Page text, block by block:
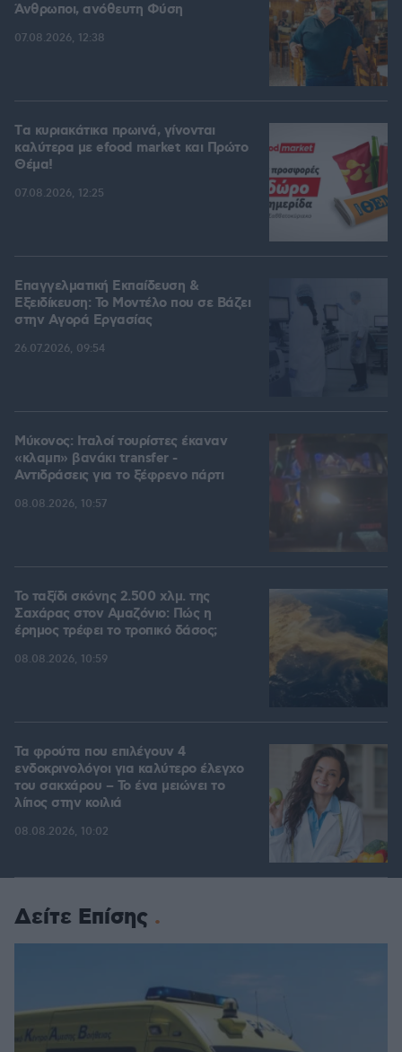
Άνθρωποι, ανόθευτη Φύση
07.08.2026, 12:38
Tα κυριακάτικα πρωινά, γίνονται
καλύτερα με efood market και Πρώτο
Θέμα!
07.08.2026, 12:25
Επαγγελματική Εκπαίδευση &
Εξειδίκευση: Το Mοντέλο που σε Bάζει
στην Aγορά Eργασίας
26.07.2026, 09:54
Μύκονος: Ιταλοί τουρίστες έκαναν
«κλαμπ» βανάκι transfer -
Αντιδράσεις για το ξέφρενο πάρτι
08.08.2026, 10:57
Το ταξίδι σκόνης 2.500 χλμ. της
Σαχάρας στον Αμαζόνιο: Πώς η
έρημος τρέφει το τροπικό δάσος;
08.08.2026, 10:59
Τα φρούτα που επιλέγουν 4
ενδοκρινολόγοι για καλύτερο έλεγχο
του σακχάρου – Το ένα μειώνει το
λίπος στην κοιλιά
08.08.2026, 10:02
Δείτε Επίσης